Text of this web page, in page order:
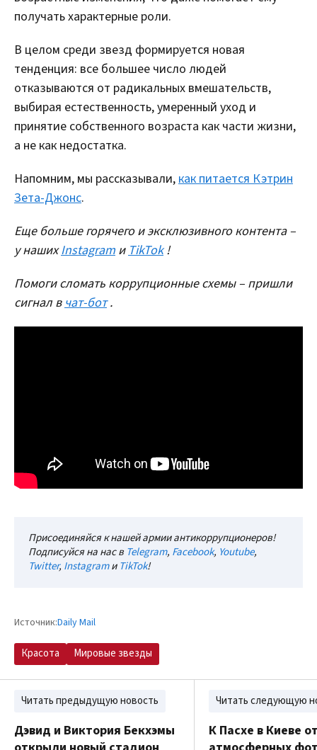
получать характерные роли.
В целом среди звезд формируется новая
тенденция: все большее число людей
отказываются от радикальных вмешательств,
выбирая естественность, умеренный уход и
принятие собственного возраста как части жизни,
а не как недостатка.
Напомним, мы рассказывали, как питается Кэтрин
Зета-Джонс.
Еще больше горячего и эксклюзивного контента –
у наших Instagram и TikTok !
Помоги сломать коррупционные схемы – пришли
сигнал в чат-бот .
Присоединяйся к нашей армии антикоррупционеров!
Подписуйся на нас в Telegram, Facebook, Youtube,
Twitter, InstagramиTikTok!
Источник:Daily Mail
Красота Мировые звезды
Читать предыдущую новость
Дэвид и Виктория Бекхэмы
Читать следующую
К Пасхе в Киеве